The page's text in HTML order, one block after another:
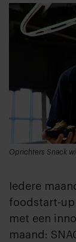
Oprichters Snack
Iedere
foodstart-
met een
maand: